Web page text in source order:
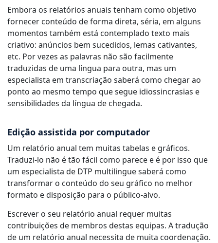
Embora os relatórios anuais tenham como objetivo
fornecer conteúdo de forma direta, séria, em alguns
momentos também está contemplado texto mais
criativo: anúncios bem sucedidos, lemas cativantes,
etc. Por vezes as palavras não são facilmente
traduzidas de uma língua para outra, mas um
especialista em transcriação saberá como chegar ao
ponto ao mesmo tempo que segue idiossincrasias e
sensibilidades da língua de chegada.
Edição assistida por computador
Um relatório anual tem muitas tabelas e gráficos.
Traduzi-lo não é tão fácil como parece e é por isso que
um especialista de DTP multilingue saberá como
transformar o conteúdo do seu gráfico no melhor
formato e disposição para o público-alvo.
Escrever o seu relatório anual requer muitas
contribuições de membros destas equipas. A tradução
de um relatório anual necessita de muita coordenação.